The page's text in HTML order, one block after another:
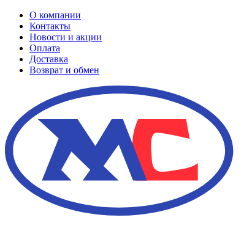
О компании
Контакты
Новости и акции
Оплата
Доставка
Возврат и обмен